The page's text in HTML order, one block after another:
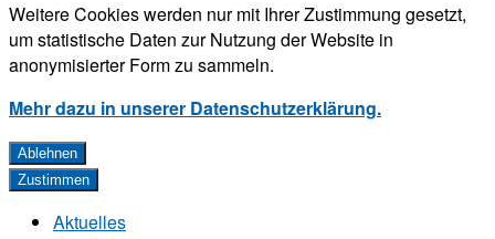
Weitere Cookies werden nur mit Ihrer Zustimmung gesetzt,
um statistische Daten zur Nutzung der Website in
anonymisierter Form zu sammeln.
Mehr dazu in unserer Datenschutzerklärung.
Ablehnen
Zustimmen
Aktuelles